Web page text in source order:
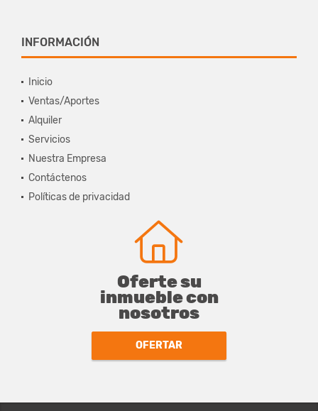
INFORMACIÓN
Inicio
Ventas/Aportes
Alquiler
Servicios
Nuestra Empresa
Contáctenos
Políticas de privacidad
Oferte su
inmueble con
nosotros
OFERTAR